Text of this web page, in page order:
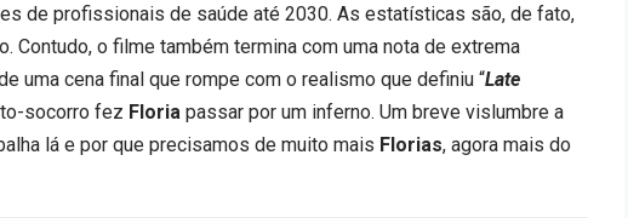
de profissionais de saúde até 2030. As estatísticas são, de fato,
Contudo, o filme também termina com uma nota de extrema
uma cena final que rompe com o realismo que definiu “Late
socorro fez Floria passar por um inferno. Um breve vislumbre a
lá e por que precisamos de muito mais Florias, agora mais do